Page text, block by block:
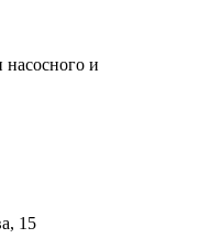
и
15